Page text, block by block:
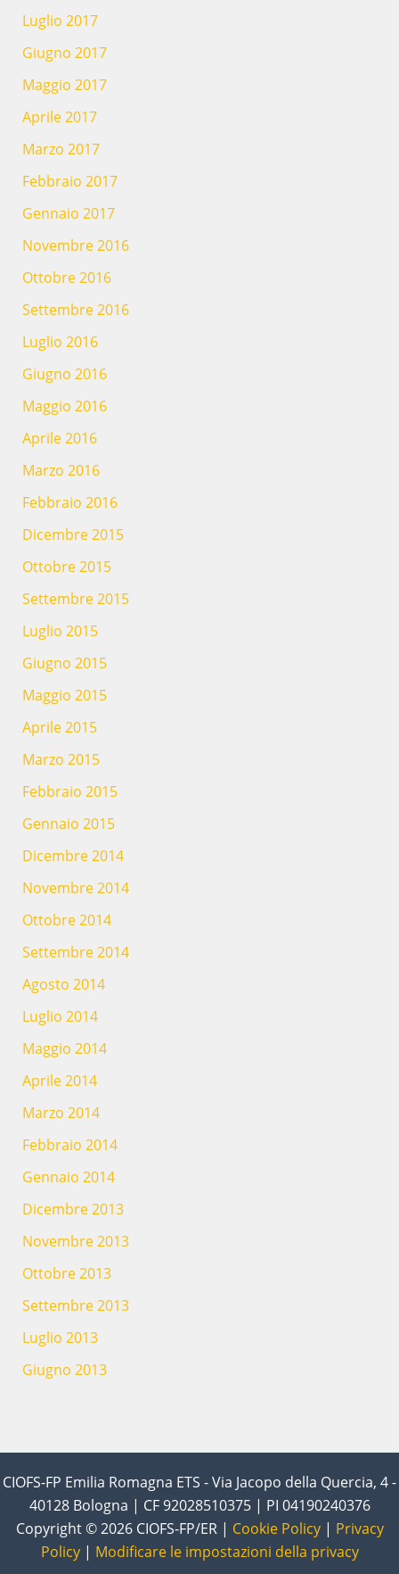
Luglio 2017
Giugno 2017
Maggio 2017
Aprile 2017
Marzo 2017
Febbraio 2017
Gennaio 2017
Novembre 2016
Ottobre 2016
Settembre 2016
Luglio 2016
Giugno 2016
Maggio 2016
Aprile 2016
Marzo 2016
Febbraio 2016
Dicembre 2015
Ottobre 2015
Settembre 2015
Luglio 2015
Giugno 2015
Maggio 2015
Aprile 2015
Marzo 2015
Febbraio 2015
Gennaio 2015
Dicembre 2014
Novembre 2014
Ottobre 2014
Settembre 2014
Agosto 2014
Luglio 2014
Maggio 2014
Aprile 2014
Marzo 2014
Febbraio 2014
Gennaio 2014
Dicembre 2013
Novembre 2013
Ottobre 2013
Settembre 2013
Luglio 2013
Giugno 2013
CIOFS-FP Emilia Romagna ETS - Via Jacopo della Quercia, 4 -
40128 Bologna | CF 92028510375 | PI 04190240376
Copyright © 2026 CIOFS-FP/ER | Cookie Policy| Privacy
Policy| Modificare le impostazioni della privacy